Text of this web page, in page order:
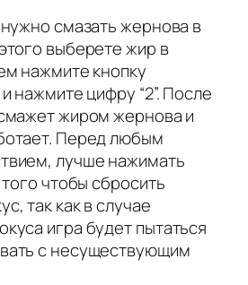
смазать жернова в
выберете жир в
нажмите кнопку
нажмите цифру “2”. После
жиром жернова и
Перед любым
лучше нажимать
чтобы сбросить
так как в случае
игра будет пытаться
с несуществующим